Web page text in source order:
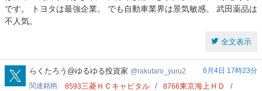
です。 トヨタは最強企業。 でも自動車業界は景気敏感。 武田薬品は
不人気。
全文表示
rakutaro_yuru2
らくたろう@ゆるゆる投資家 rakutaro_yuru2
6月4日 17時23分
関連銘柄
8593三菱ＨＣキャピタル 8766東京海上ＨＤ